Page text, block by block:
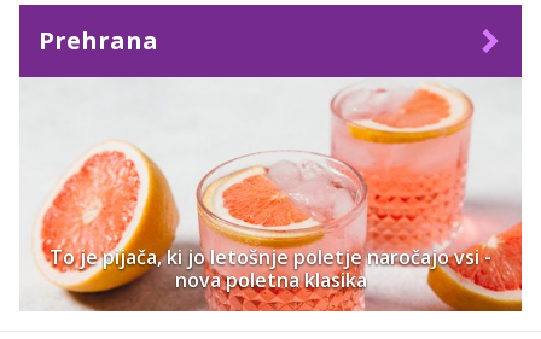
Prehrana
To je pijača, ki jo letošnje poletje naročajo vsi -
nova poletna klasika